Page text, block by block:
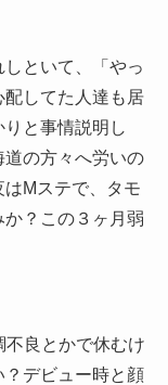
といて、「やっ
してた人達も居
と事情説明し
の方々へ労いの
Mステで、タモ
？この３ヶ月弱
良とかで休むけ
デビュー時と顔